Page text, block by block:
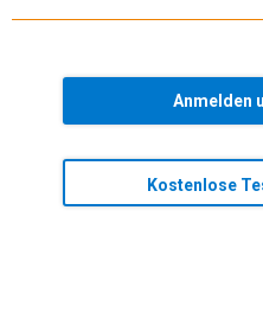
Anmelden
Kostenlose